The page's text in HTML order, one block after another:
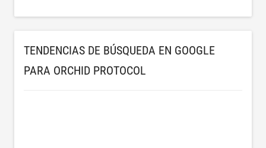
TENDENCIAS DE BÚSQUEDA EN GOOGLE
PARA ORCHID PROTOCOL